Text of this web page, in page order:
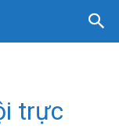
trực